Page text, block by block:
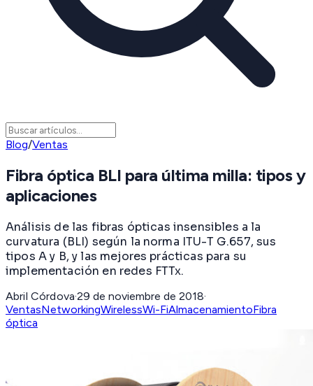
Blog/Ventas
Fibra óptica BLI para última milla: tipos y
aplicaciones
Análisis de las fibras ópticas insensibles a la
curvatura (BLI) según la norma ITU-T G.657, sus
tipos A y B, y las mejores prácticas para su
implementación en redes FTTx.
Abril Córdova·29 de noviembre de 2018·
VentasNetworkingWirelessWi-FiAlmacenamientoFibra
óptica